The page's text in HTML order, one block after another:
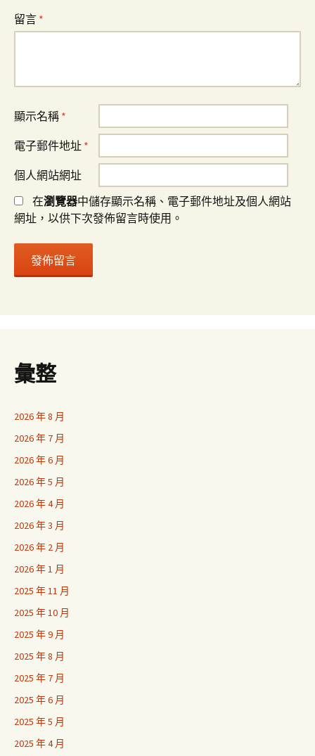
留言 *
顯示名稱 *
電子郵件地址 *
個人網站網址
在瀏覽器中儲存顯示名稱、電子郵件地址及個人網站
網址，以供下次發佈留言時使用。
彙整
2026 年 8 月
2026 年 7 月
2026 年 6 月
2026 年 5 月
2026 年 4 月
2026 年 3 月
2026 年 2 月
2026 年 1 月
2025 年 11 月
2025 年 10 月
2025 年 9 月
2025 年 8 月
2025 年 7 月
2025 年 6 月
2025 年 5 月
2025 年 4 月